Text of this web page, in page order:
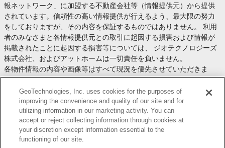
報ネットワーク」に加盟する不動産会社等（情報提供元）から提供
されています。信頼性の高い情報提供が行えるよう、最大限の努力
をしておりますが、その内容を保証するものではありません。 利用
者のみなさまと各情報提供元との取引に起因する損害および情報が
掲載されたことに起因する損害等については、 ジオテクノロジーズ
株式会社、およびアットホームは一切責任を負いません。
各物件情報の内容や画像等はすべて現況を優先させていただきま
す。
お取引等（お取引の準備、資金調達等を含みます）の際には、内容
や契約条件等について、 各情報提供元より十分な説明を受け、ご自
身でご確認の上、判断してください。
このコーナーへの物件情報のご掲載、その他不動産業務ソリューシ
ョン等についての不動産会社様のお問合せはこちら
します。
GeoTechnologies, Inc. uses cookies for the purposes of
improving the convenience and quality of our site and for
utilizing information in our marketing activity. You can
accept or reject collecting information through cookies at
your discretion except information essential to the
functioning of our site.